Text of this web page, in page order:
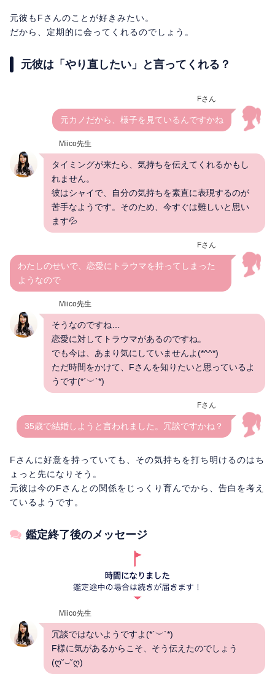
元彼もFさんのことが好きみたい。
だから、定期的に会ってくれるのでしょう。
元彼は「やり直したい」と言ってくれる？
Fさん
元カノだから、様子を見ているんですかね
Miico先生
タイミングが来たら、気持ちを伝えてくれるかもし
れません。
彼はシャイで、自分の気持ちを素直に表現するのが
苦手なようです。そのため、今すぐは難しいと思い
ます💦
Fさん
わたしのせいで、恋愛にトラウマを持ってしまった
ようなので
Miico先生
そうなのですね…
恋愛に対してトラウマがあるのですね。
でも今は、あまり気にしていませんよ(*^^*)
ただ時間をかけて、Fさんを知りたいと思っているよ
うです(*´︶`*)
Fさん
35歳で結婚しようと言われました。冗談ですかね？
Fさんに好意を持っていても、その気持ちを打ち明けるのはち
ょっと先になりそう。
元彼は今のFさんとの関係をじっくり育んでから、告白を考え
ているようです。
鑑定終了後のメッセージ
Miico先生
冗談ではないようですよ(*´︶`*)
F様に気があるからこそ、そう伝えたのでしょう
(ღ˘⌣˘ღ)